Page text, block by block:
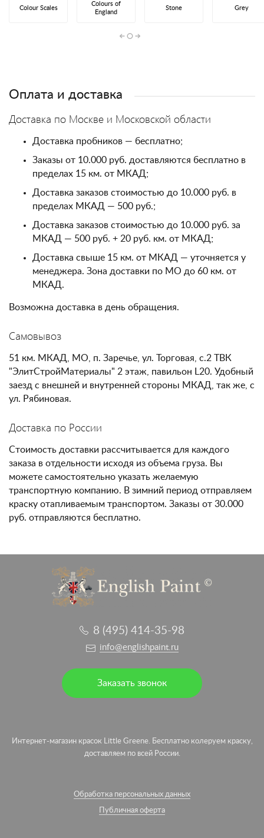
Colour Scales
Colours of
England
Stone Grey
Оплата и доставка
Доставка по Москве и Московской области
Доставка пробников — бесплатно;
Заказы от 10.000 руб. доставляются бесплатно в
пределах 15 км. от МКАД;
Доставка заказов стоимостью до 10.000 руб. в
пределах МКАД — 500 руб.;
Доставка заказов стоимостью до 10.000 руб. за
МКАД — 500 руб. + 20 руб. км. от МКАД;
Доставка свыше 15 км. от МКАД — уточняется у
менеджера. Зона доставки по МО до 60 км. от
МКАД.
Возможна доставка в день обращения.
Самовывоз
51 км. МКАД, МО, п. Заречье, ул. Торговая, с.2 ТВК
"ЭлитСтройМатериалы" 2 этаж, павильон L20. Удобный
заезд с внешней и внутренней стороны МКАД, так же, с
ул. Рябиновая.
Доставка по России
Стоимость доставки рассчитывается для каждого
заказа в отдельности исходя из объема груза. Вы
можете самостоятельно указать желаемую
транспортную компанию. В зимний период отправляем
краску отапливаемым транспортом. Заказы от 30.000
руб. отправляются бесплатно.
8 (495) 414-35-98
info@englishpaint.ru
Заказать звонок
Интернет-магазин красок Little Greene. Бесплатно колеруем краску,
доставляем по всей России.
Обработка персональных данных
Публичная оферта